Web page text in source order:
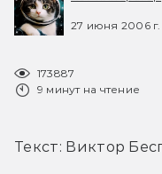
27 июня 2006 г.
173887
9 минут на чтение
Текст: Виктор